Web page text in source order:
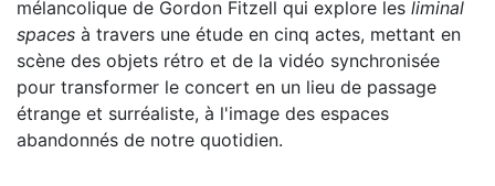
mélancolique de Gordon Fitzell qui explore les liminal
spaces à travers une étude en cinq actes, mettant en
scène des objets rétro et de la vidéo synchronisée
pour transformer le concert en un lieu de passage
étrange et surréaliste, à l'image des espaces
abandonnés de notre quotidien.